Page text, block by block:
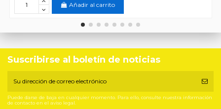
Añadir al carrito
Suscribirse al boletín de noticias
Puede darse de baja en cualquier momento. Para ello, consulte nuestra información
de contacto en el aviso legal.